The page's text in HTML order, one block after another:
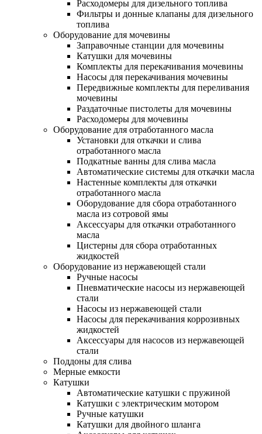
Расходомеры для дизельного топлива
Фильтры и донные клапаны для дизельного
топлива
Оборудование для мочевины
Заправочные станции для мочевины
Катушки для мочевины
Комплекты для перекачивания мочевины
Насосы для перекачивания мочевины
Передвижные комплекты для переливания
мочевины
Раздаточные пистолеты для мочевины
Расходомеры для мочевины
Оборудование для отработанного масла
Установки для откачки и слива
отработанного масла
Подкатные ванны для слива масла
Автоматические системы для откачки масла
Настенные комплекты для откачки
отработанного масла
Оборудование для сбора отработанного
масла из сотровой ямы
Аксессуары для откачки отработанного
масла
Цистерны для сбора отработанных
жидкостей
Оборудование из нержавеющей стали
Ручные насосы
Пневматические насосы из нержавеющей
стали
Насосы из нержавеющей стали
Насосы для перекачивания коррозивных
жидкостей
Аксессуары для насосов из нержавеющей
стали
Поддоны для слива
Мерные емкости
Катушки
Автоматические катушки с пружиной
Катушки с электрическим мотором
Ручные катушки
Катушки для двойного шланга